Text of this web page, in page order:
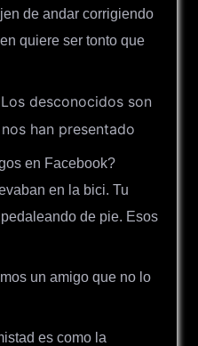
de andar corrigiendo
quiere ser tonto que
Los desconocidos son
han presentado
en Facebook?
en la bici. Tu
de pie. Esos
un amigo que no lo
es como la